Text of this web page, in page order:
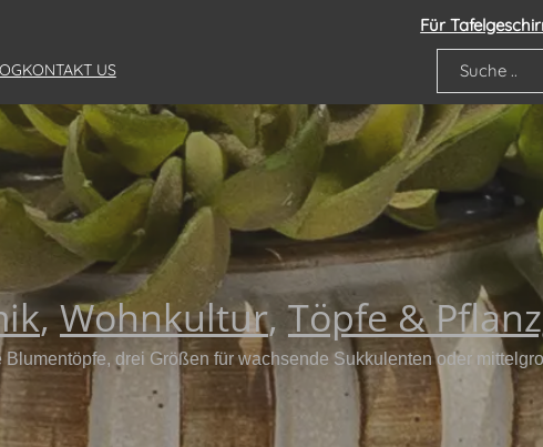
Für
KONTAKT US
Suche
,Wohnkultur,Töpfe &
drei Größen für wachsende Sukkulenten oder